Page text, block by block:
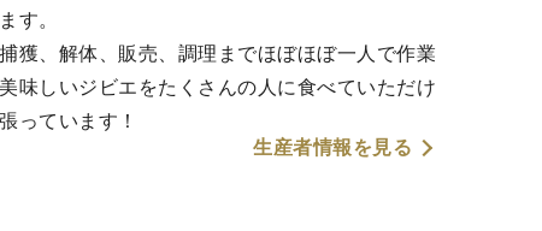
す。
獲、解体、販売、調理までほぼほぼ一人で作業
味しいジビエをたくさんの人に食べていただけ
っています！
生産者情報を見る